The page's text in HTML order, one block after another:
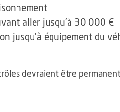
aller jusqu’à 30 000 €
jusqu’à équipement du
devraient être